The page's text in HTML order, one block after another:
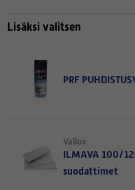
Lisäksi valitsen
PRF
Vallox
ILMAVA 100/
suodattimet